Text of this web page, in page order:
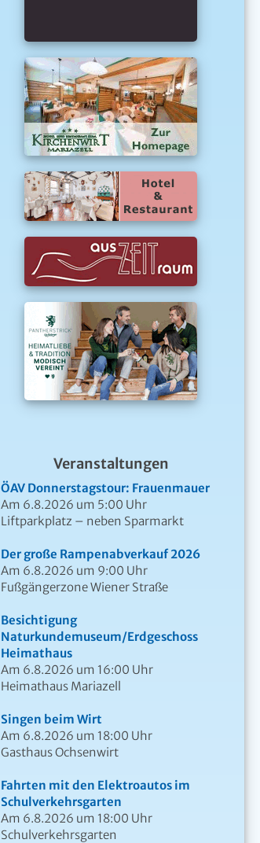
Veranstaltungen
ÖAV Donnerstagstour: Frauenmauer
Am 6.8.2026 um 5:00 Uhr
Liftparkplatz – neben Sparmarkt
Der große Rampenabverkauf 2026
Am 6.8.2026 um 9:00 Uhr
Fußgängerzone Wiener Straße
Besichtigung
Naturkundemuseum/Erdgeschoss
Heimathaus
Am 6.8.2026 um 16:00 Uhr
Heimathaus Mariazell
Singen beim Wirt
Am 6.8.2026 um 18:00 Uhr
Gasthaus Ochsenwirt
Fahrten mit den Elektroautos im
Schulverkehrsgarten
Am 6.8.2026 um 18:00 Uhr
Schulverkehrsgarten